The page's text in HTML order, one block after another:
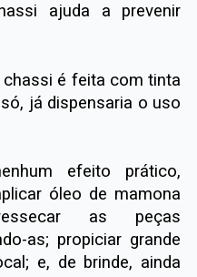
ajuda a prevenir
chassi é feita com tinta
já dispensaria o uso
efeito prático,
óleo de mamona
as peças
as; propiciar grande
e, de brinde, ainda